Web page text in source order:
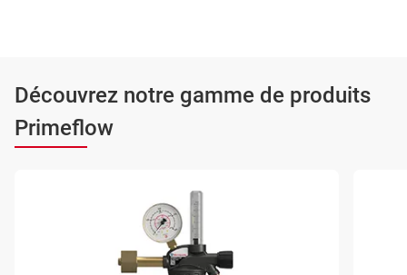
Découvrez notre gamme de produits
Primeflow